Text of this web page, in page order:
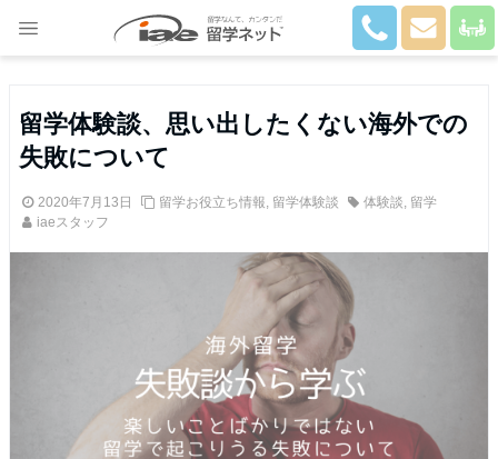
留学体験談、思い出したくない海外での
失敗について
2020年7月13日 留学お役立ち情報, 留学体験談 体験談, 留学
iaeスタッフ